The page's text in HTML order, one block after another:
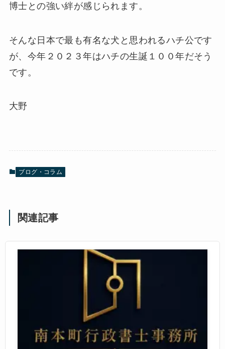
博士との強い絆が感じられます。
そんな日本で最も有名な犬と思われるハチ公です
が、今年２０２３年はハチの生誕１００年だそう
です。
大野
ブログ・コラム
関連記事